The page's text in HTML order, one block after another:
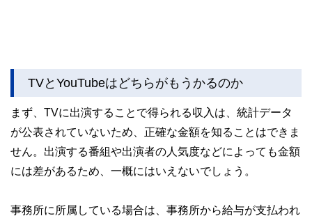
TVとYouTubeはどちらがもうかるのか
まず、TVに出演することで得られる収入は、統計データ
が公表されていないため、正確な金額を知ることはできま
せん。出演する番組や出演者の人気度などによっても金額
には差があるため、一概にはいえないでしょう。
事務所に所属している場合は、事務所から給与が支払われ